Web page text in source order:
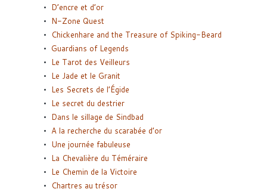
D’encre et d’or
N-Zone Quest
Chickenhare and the Treasure of Spiking-Beard
Guardians of Legends
Le Tarot des Veilleurs
Le Jade et le Granit
Les Secrets de l’Égide
Le secret du destrier
Dans le sillage de Sindbad
A la recherche du scarabée d’or
Une journée fabuleuse
La Chevalière du Téméraire
Le Chemin de la Victoire
Chartres au trésor